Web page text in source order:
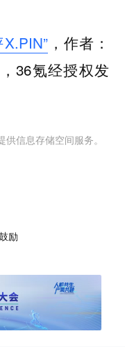
，作者：
36氪经授权发
信息存储空间服务。
励